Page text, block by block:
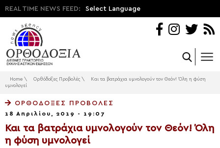
REAL TIME NEWS FEED: Select Language
Home \ Ορθόδοξες Προβολές \
Και τα βατράχια υμνολογούν τον Θεόν! Όλη η φύση
υμνολογεί
ΟΡΘΌΔΟΞΕΣ ΠΡΟΒΟΛΈΣ
18 Απριλίου, 2019 - 19:07
Και τα βατράχια υμνολογούν τον Θεόν! Όλη
η φύση υμνολογεί